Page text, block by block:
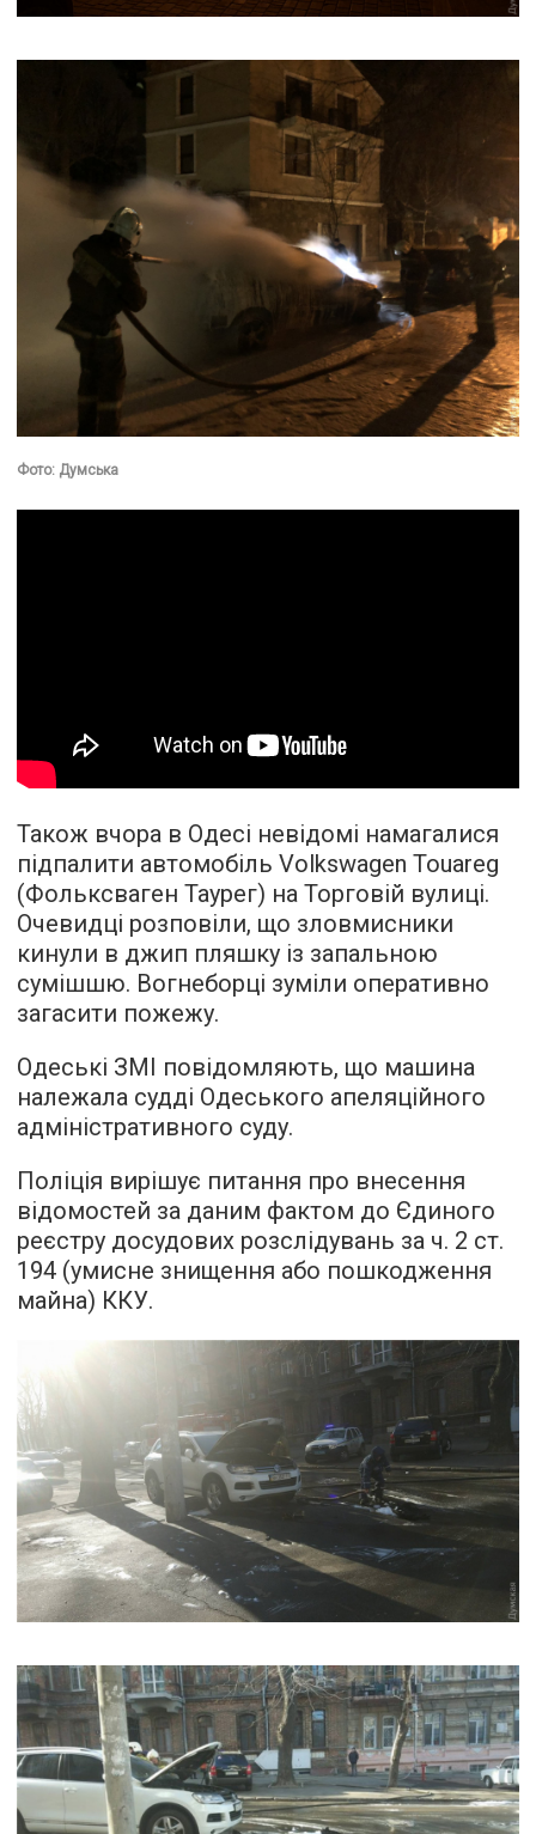
Фото: Думська
Також вчора в Одесі невідомі намагалися
підпалити автомобіль Volkswagen Touareg
(Фольксваген Таурег) на Торговій вулиці.
Очевидці розповіли, що зловмисники
кинули в джип пляшку із запальною
сумішшю. Вогнеборці зуміли оперативно
загасити пожежу.
Одеські ЗМІ повідомляють, що машина
належала судді Одеського апеляційного
адміністративного суду.
Поліція вирішує питання про внесення
відомостей за даним фактом до Єдиного
реєстру досудових розслідувань за ч. 2 ст.
194 (умисне знищення або пошкодження
майна) ККУ.